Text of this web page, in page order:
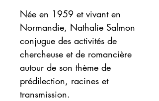
Née en 1959 et vivant en
Normandie, Nathalie Salmon
conjugue des activités de
chercheuse et de romancière
autour de son thème de
prédilection, racines et
transmission.